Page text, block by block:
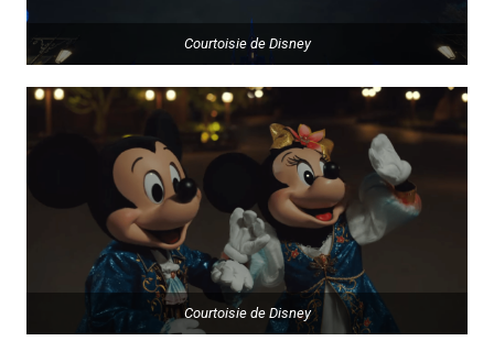
Courtoisie de Disney
Courtoisie de Disney